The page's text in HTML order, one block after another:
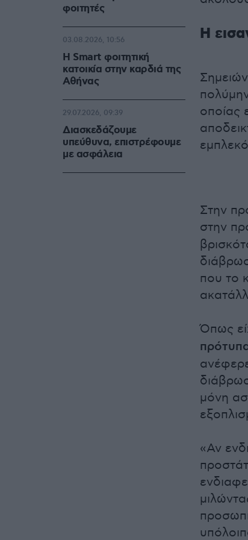
Η
οποίας
Στην
στην
που το
Όπως
μόνη
«Αν
φοιτητές
Η Smart φοιτητική
κατοικία στην καρδιά της
Αθήνας
03.08.2026, 10:56
Διασκεδάζουμε
υπεύθυνα, επιστρέφουμε
με ασφάλεια
29.07.2026, 09:39